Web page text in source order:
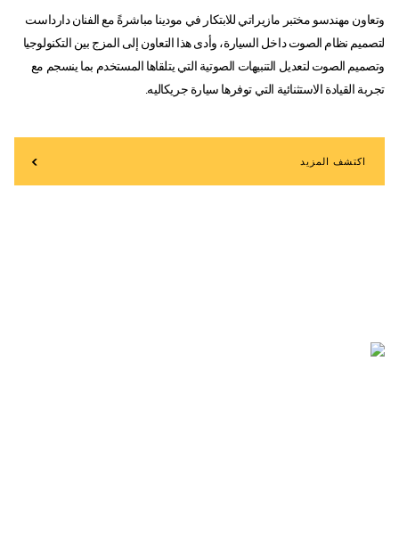
وتعاون مهندسو مختبر مازيراتي للابتكار في مودينا مباشرةً مع الفنان دارداست
لتصميم نظام الصوت داخل السيارة، وأدى هذا التعاون إلى المزج بين التكنولوجيا
وتصميم الصوت لتعديل التنبيهات الصوتية التي يتلقاها المستخدم بما ينسجم مع
تجربة القيادة الاستثنائية التي توفرها سيارة جريكاليه.
اكتشف المزيد